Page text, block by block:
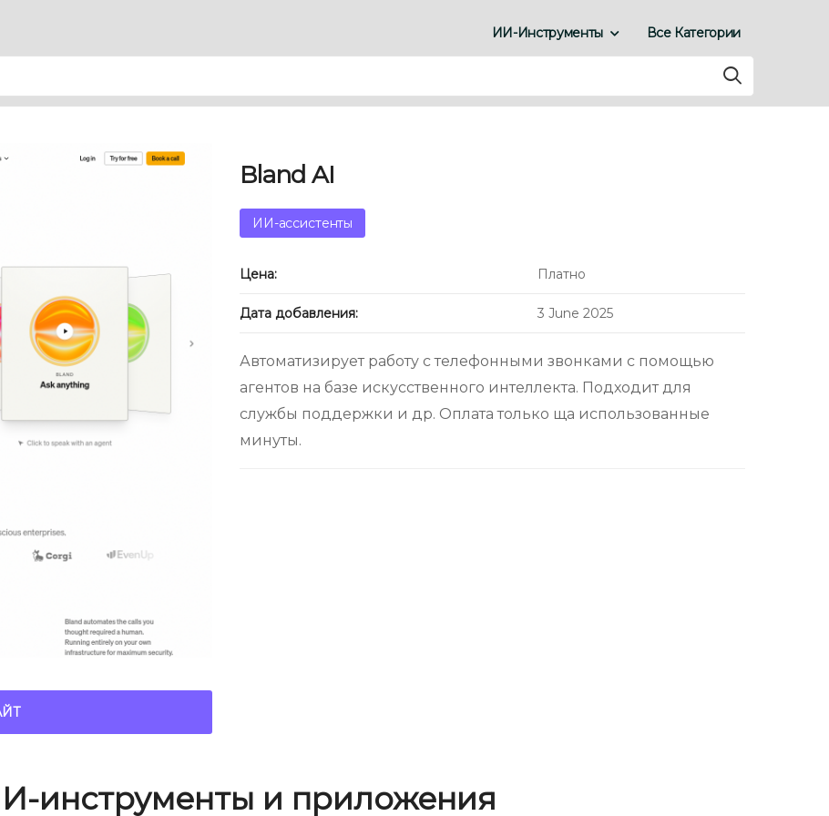
ИИ-Инструменты Все Категории
Bland AI
ИИ-ассистенты
Цена: Платно
Дата добавления: 3 June 2025
Автоматизирует работу с телефонными звонками с помощью
агентов на базе искусственного интеллекта. Подходит для
службы поддержки и др. Оплата только ща использованные
минуты.
инструменты и приложения